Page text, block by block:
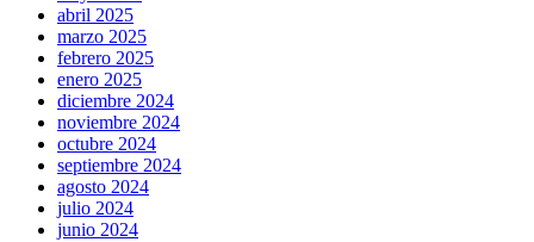
abril 2025
marzo 2025
febrero 2025
enero 2025
diciembre 2024
noviembre 2024
octubre 2024
septiembre 2024
agosto 2024
julio 2024
junio 2024